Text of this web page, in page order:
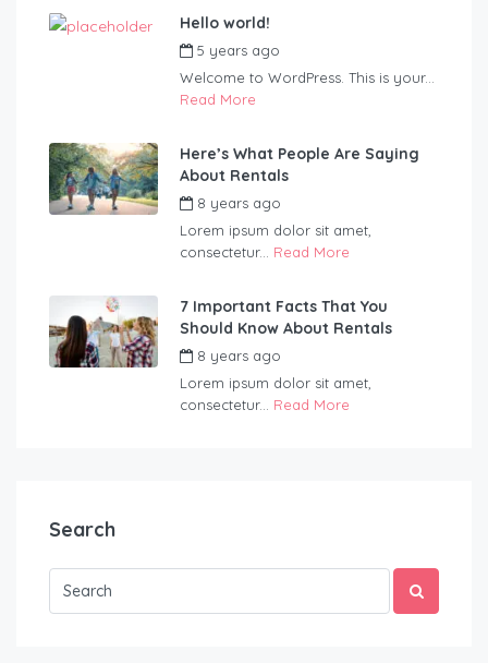
Hello world!
5 years ago
Welcome to WordPress. This is your...
Read More
Here’s What People Are Saying
About Rentals
8 years ago
Lorem ipsum dolor sit amet,
consectetur... Read More
7 Important Facts That You
Should Know About Rentals
8 years ago
Lorem ipsum dolor sit amet,
consectetur... Read More
Search